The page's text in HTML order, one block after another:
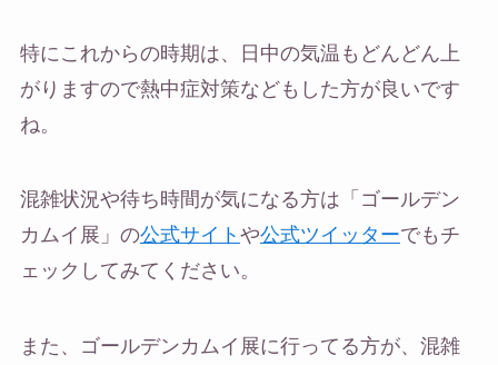
特にこれからの時期は、日中の気温もどんどん上
がりますので熱中症対策などもした方が良いです
ね。
混雑状況や待ち時間が気になる方は「ゴールデン
カムイ展」の公式サイト や公式ツイッターでもチ
ェックしてみてください。
また、ゴールデンカムイ展に行ってる方が、混雑